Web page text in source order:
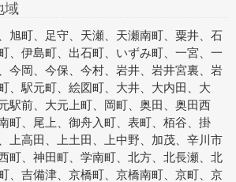
域
旭町、足守、天瀬、天瀬南町、粟井、石
、伊島町、出石町、いずみ町、一宮、一
今岡、今保、今村、岩井、岩井宮裏、岩
、駅元町、絵図町、大井、大内田、大
駅前、大元上町、岡町、奥田、奥田西
町、尾上、御舟入町、表町、栢谷、掛
上高田、上土田、上中野、加茂、辛川市
町、神田町、学南町、北方、北長瀬、北
、吉備津、京橋町、京橋南町、京町、京